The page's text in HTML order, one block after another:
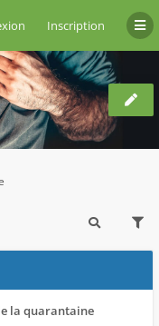
Inscription
la quarantaine